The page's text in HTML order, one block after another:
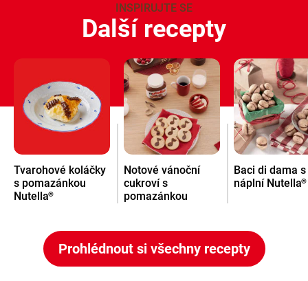
INSPIRUJTE SE
Další recepty
Tvarohové koláčky
s pomazánkou
Nutella®
Notové vánoční
cukroví s
pomazánkou
Baci di dama s
náplní Nutella®
Prohlédnout si všechny recepty